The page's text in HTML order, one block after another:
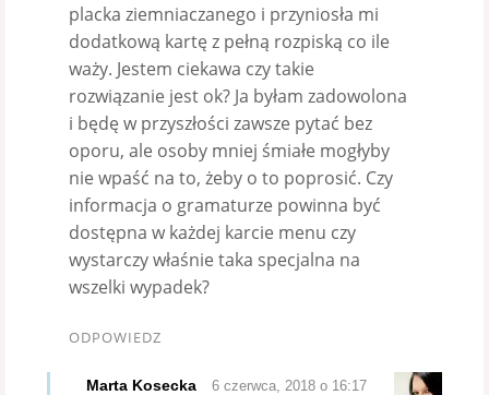
placka ziemniaczanego i przyniosła mi
dodatkową kartę z pełną rozpiską co ile
waży. Jestem ciekawa czy takie
rozwiązanie jest ok? Ja byłam zadowolona
i będę w przyszłości zawsze pytać bez
oporu, ale osoby mniej śmiałe mogłyby
nie wpaść na to, żeby o to poprosić. Czy
informacja o gramaturze powinna być
dostępna w każdej karcie menu czy
wystarczy właśnie taka specjalna na
wszelki wypadek?
ODPOWIEDZ
Marta Kosecka 6 czerwca, 2018 o 16:17